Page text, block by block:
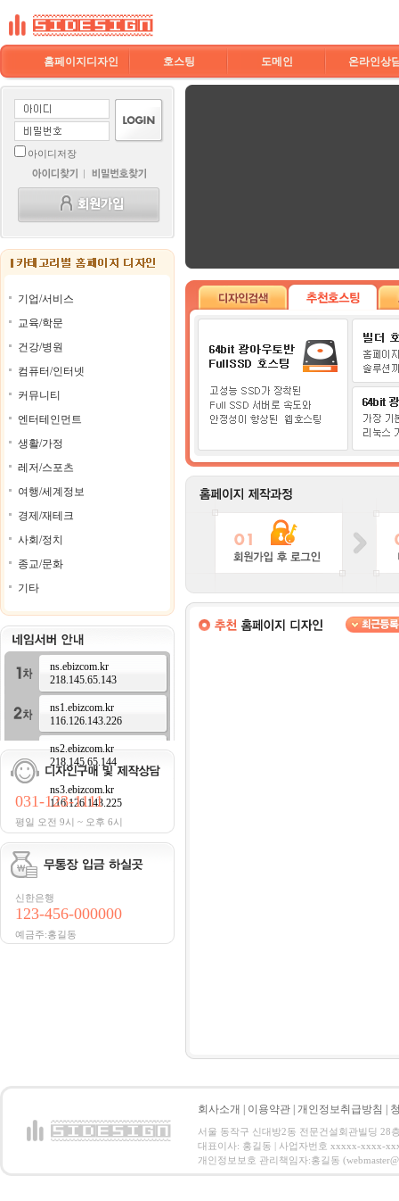
홈페이지디자인 호스팅 도메인 온라인상
아이디저장
기업/서비스
교육/학문
건강/병원
컴퓨터/인터넷
커뮤니티
엔터테인먼트
생활/가정
레저/스포츠
여행/세계정보
경제/재테크
사회/정치
종교/문화
기타
ns.ebizcom.kr
218.145.65.143
ns1.ebizcom.kr
116.126.143.226
ns2.ebizcom.kr
218.145.65.144
ns3.ebizcom.kr
116.126.143.225
031-123-1111
평일 오전 9시 ~ 오후 6시
신한은행
123-456-000000
예금주:홍길동
회사소개 이용약관 개인정보취급방침
서울 동작구 신대방2동 전문건설회관빌딩 28
대표이사: 홍길동 | 사업자번호 xxxxx-xxxx-
개인정보보호 관리책임자:홍길동